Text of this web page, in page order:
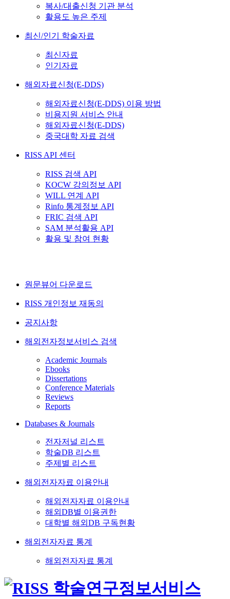
복사/대출신청 기관 분석
활용도 높은 주제
최신/인기 학술자료
최신자료
인기자료
해외자료신청(E-DDS)
해외자료신청(E-DDS) 이용 방법
비용지원 서비스 안내
해외자료신청(E-DDS)
중국대학 자료 검색
RISS API 센터
RISS 검색 API
KOCW 강의정보 API
WILL 연계 API
Rinfo 통계정보 API
FRIC 검색 API
SAM 분석활용 API
활용 및 참여 현황
원문뷰어 다운로드
RISS 개인정보 재동의
공지사항
해외전자정보서비스 검색
Academic Journals
Ebooks
Dissertations
Conference Materials
Reviews
Reports
Databases & Journals
전자저널 리스트
학술DB 리스트
주제별 리스트
해외전자자료 이용안내
해외전자자료 이용안내
해외DB별 이용권한
대학별 해외DB 구독현황
해외전자자료 통계
해외전자자료 통계